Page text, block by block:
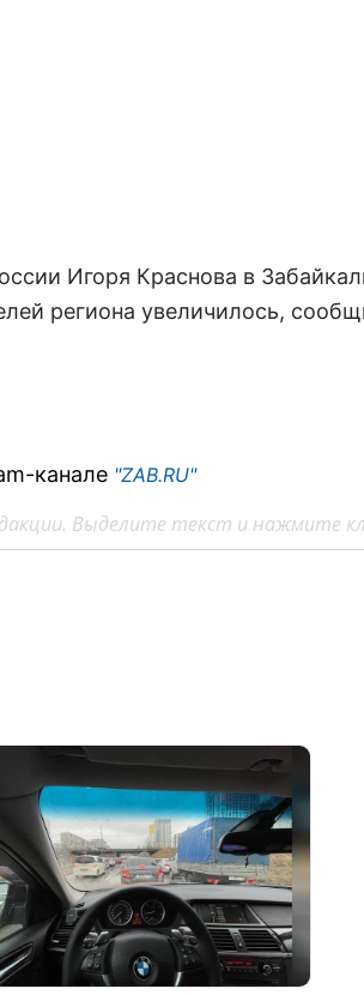
Игоря Краснова в
региона увеличилось,
канале "ZAB.RU"
Выделите текст и нажмите